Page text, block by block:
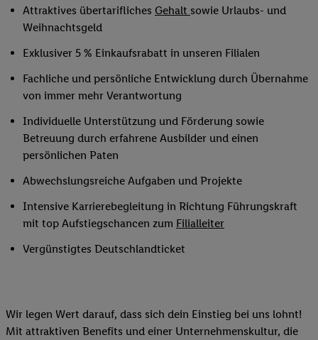
Attraktives übertarifliches Gehalt sowie Urlaubs- und
Weihnachtsgeld
Exklusiver 5 % Einkaufsrabatt in unseren Filialen
Fachliche und persönliche Entwicklung durch Übernahme
von immer mehr Verantwortung
Individuelle Unterstützung und Förderung sowie
Betreuung durch erfahrene Ausbilder und einen
persönlichen Paten
Abwechslungsreiche Aufgaben und Projekte
Intensive Karrierebegleitung in Richtung Führungskraft
mit top Aufstiegschancen zum Filialleiter
Vergünstigtes Deutschlandticket
Wir legen Wert darauf, dass sich dein Einstieg bei uns lohnt!
Mit attraktiven Benefits und einer Unternehmenskultur, die